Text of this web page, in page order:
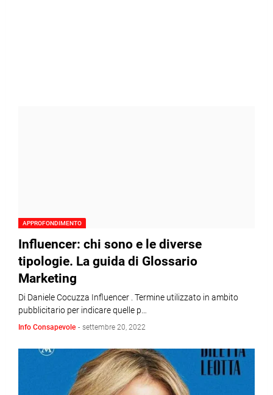
APPROFONDIMENTO
Influencer: chi sono e le diverse
tipologie. La guida di Glossario
Marketing
Di Daniele Cocuzza Influencer . Termine utilizzato in ambito
pubblicitario per indicare quelle p…
Info Consapevole - settembre 20, 2022